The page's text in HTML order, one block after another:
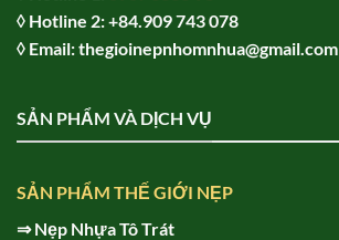
◊ Hotline 2:+84.909 743 078
◊ Email: thegioinepnhomnhua@gmail.com
SẢN PHẨM VÀ DỊCH VỤ
SẢN PHẨM THẾ GIỚI NẸP
⇒Nẹp Nhựa Tô Trát